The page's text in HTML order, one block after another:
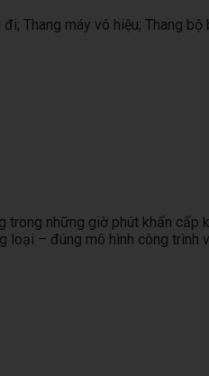
Thang máy vô hiệu; Thang bộ
những giờ phút khẩn cấp
loại – đúng mô hình công trình